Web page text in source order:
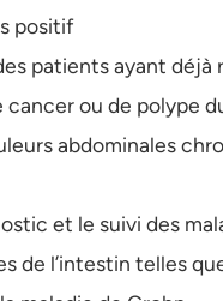
positif
patients ayant déjà
cancer ou de polype
abdominales
et le suivi des
de l’intestin telles